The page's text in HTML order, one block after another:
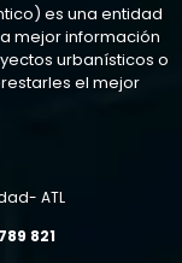
es una entidad
mejor información
urbanísticos o
el mejor
ATL
821